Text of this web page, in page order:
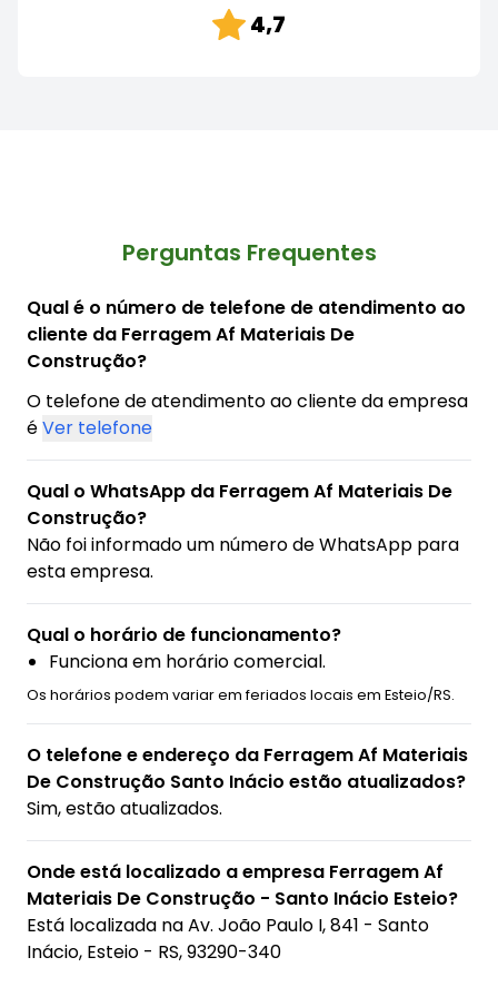
4,7
Perguntas Frequentes
Qual é o número de telefone de atendimento ao
cliente da Ferragem Af Materiais De
Construção?
O telefone de atendimento ao cliente da empresa
éVer telefone
Qual o WhatsApp da Ferragem Af Materiais De
Construção?
Não foi informado um número de WhatsApp para
esta empresa.
Qual o horário de funcionamento?
Funciona em horário comercial.
Os horários podem variar em feriados locais em Esteio/RS.
O telefone e endereço da Ferragem Af Materiais
De Construção Santo Inácio estão atualizados?
Sim, estão atualizados.
Onde está localizado a empresa Ferragem Af
Materiais De Construção - Santo Inácio Esteio?
Está localizada naAv. João Paulo I, 841 - Santo
Inácio, Esteio - RS, 93290-340